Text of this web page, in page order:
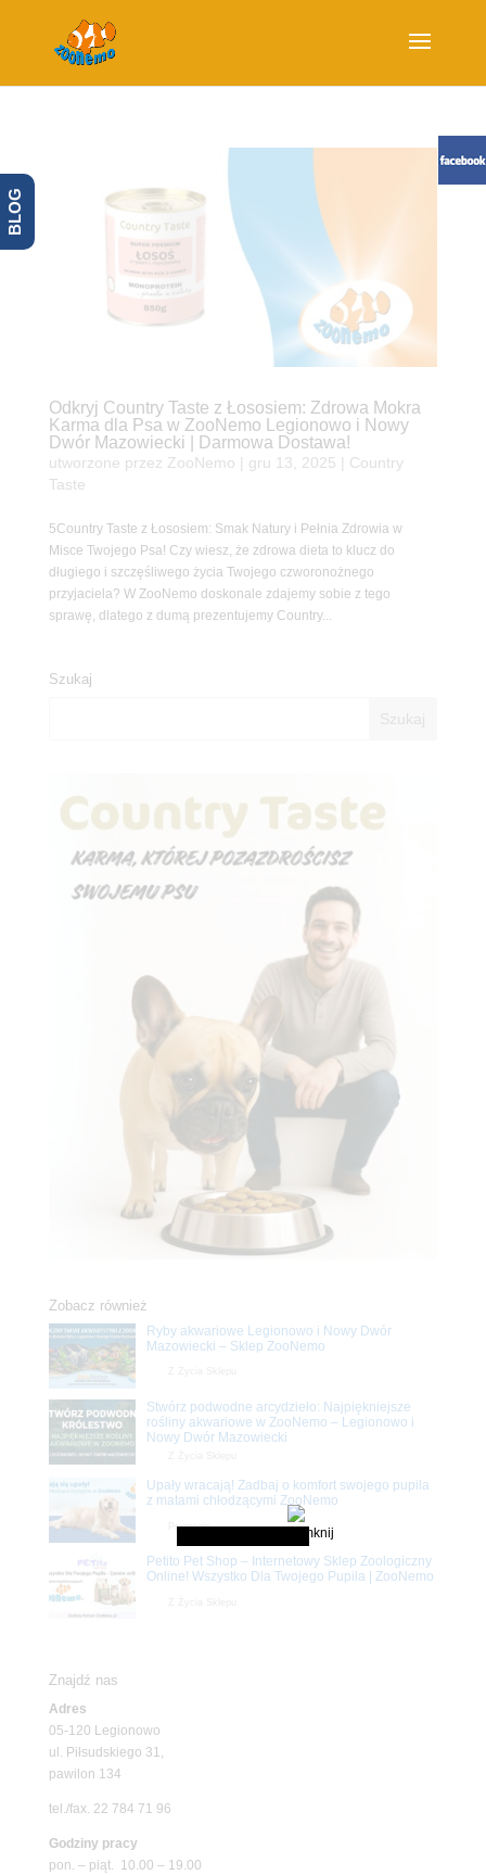
Odkryj Country Taste z Łososiem: Zdrowa Mokra
Karma dla Psa w ZooNemo Legionowo i Nowy
Dwór Mazowiecki | Darmowa Dostawa!
utworzone przez ZooNemo gru 13, 2025
Country
Taste
5Country Taste z Łososiem: Smak Natury i Pełnia Zdrowia w
Misce Twojego Psa! Czy wiesz, że zdrowa dieta to klucz do
długiego i szczęśliwego życia Twojego czworonożnego
przyjaciela? W ZooNemo doskonale zdajemy sobie z tego
sprawę, dlatego z dumą prezentujemy Country...
Szukaj
Zobacz również
Ryby akwariowe Legionowo i Nowy Dwór
Mazowiecki – Sklep ZooNemo
Stwórz podwodne arcydzieło: Najpiękniejsze
rośliny akwariowe w ZooNemo – Legionowo i
Nowy Dwór Mazowiecki
Promocje
Upały wracają! Zadbaj o komfort swojego pupila
z matami chłodzącymi ZooNemo
Petito Pet Shop – Internetowy Sklep Zoologiczny
Online! Wszystko Dla Twojego Pupila | ZooNemo
Znajdź nas
Adres
05-120 Legionowo
ul. Piłsudskiego 31,
pawilon 134
tel./fax. 22 784 71 96
Godziny pracy
pon. – piąt. 10.00 – 19.00
BLOG